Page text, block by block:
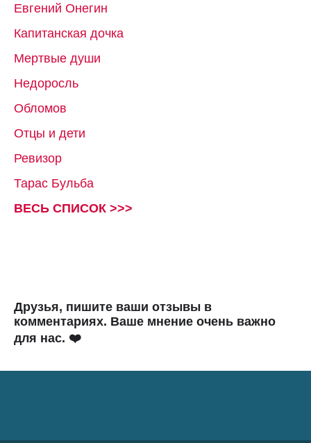
Евгений Онегин
Капитанская дочка
Мертвые души
Недоросль
Обломов
Отцы и дети
Ревизор
Тарас Бульба
ВЕСЬ СПИСОК >>>
Друзья, пишите ваши отзывы в
комментариях. Ваше мнение очень важно
для нас. ❤️